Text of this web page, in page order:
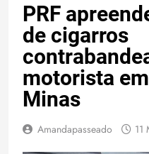
PRF
de cigarros
motorista
Minas
Amandapasseado 11